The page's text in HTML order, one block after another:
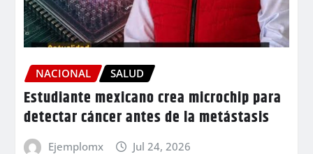
NACIONAL SALUD
Estudiante mexicano crea microchip para
detectar cáncer antes de la metástasis
Ejemplomx Jul 24, 2026